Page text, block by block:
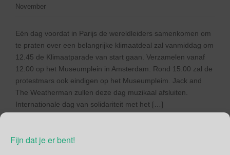
Fijn dat je er bent!
November
Eén dag voordat in Parijs de wereldleiders samenkomen om
te praten over een belangrijke klimaatdeal zal vanmiddag om
12.45 de Klimaatparade van start gaan. Verzamelen vanaf
12.00 op het Museumplein in Amsterdam. Rond 15.00 zal de
protestmars ook eindigen op het Museumpleim. Jack and
The Weatherman zullen deze dag muzikaal afsluiten.
Internationale dag van solidariteit met het […]